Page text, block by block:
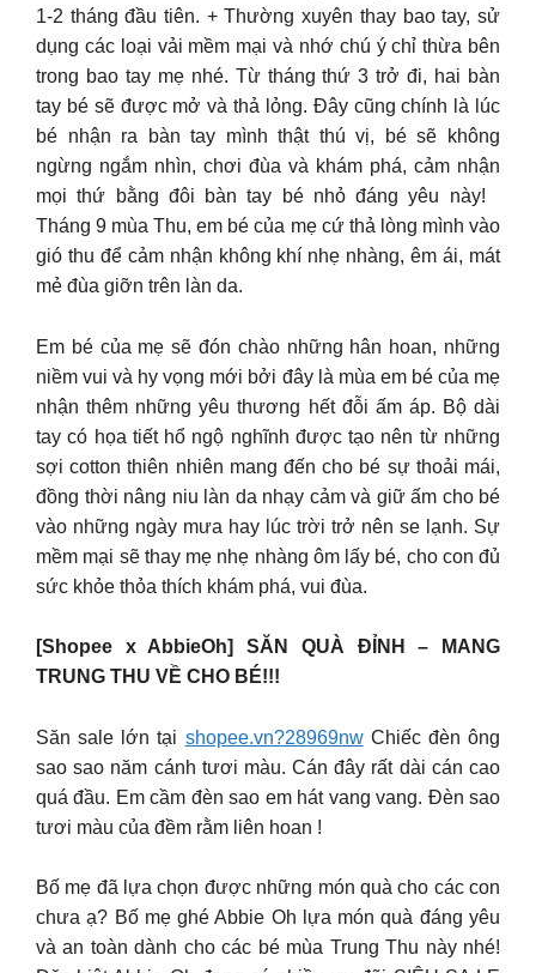
1-2 tháng đầu tiên. + Thường xuyên thay bao tay, sử
dụng các loại vải mềm mại và nhớ chú ý chỉ thừa bên
trong bao tay mẹ nhé. Từ tháng thứ 3 trở đi, hai bàn
tay bé sẽ được mở và thả lỏng. Đây cũng chính là lúc
bé nhận ra bàn tay mình thật thú vị, bé sẽ không
ngừng ngắm nhìn, chơi đùa và khám phá, cảm nhận
mọi thứ bằng đôi bàn tay bé nhỏ đáng yêu này!
Tháng 9 mùa Thu, em bé của mẹ cứ thả lòng mình vào
gió thu để cảm nhận không khí nhẹ nhàng, êm ái, mát
mẻ đùa giỡn trên làn da.
Em bé của mẹ sẽ đón chào những hân hoan, những
niềm vui và hy vọng mới bởi đây là mùa em bé của mẹ
nhận thêm những yêu thương hết đỗi ấm áp. Bộ dài
tay có họa tiết hổ ngộ nghĩnh được tạo nên từ những
sợi cotton thiên nhiên mang đến cho bé sự thoải mái,
đồng thời nâng niu làn da nhạy cảm và giữ ấm cho bé
vào những ngày mưa hay lúc trời trở nên se lạnh. Sự
mềm mại sẽ thay mẹ nhẹ nhàng ôm lấy bé, cho con đủ
sức khỏe thỏa thích khám phá, vui đùa.
[Shopee x AbbieOh] SĂN QUÀ ĐỈNH – MANG
TRUNG THU VỀ CHO BÉ!!!
Săn sale lớn tại shopee.vn?28969nwChiếc đèn ông
sao sao năm cánh tươi màu. Cán đây rất dài cán cao
quá đầu. Em cầm đèn sao em hát vang vang. Đèn sao
tươi màu của đềm rằm liên hoan !
Bố mẹ đã lựa chọn được những món quà cho các con
chưa ạ? Bố mẹ ghé Abbie Oh lựa món quà đáng yêu
và an toàn dành cho các bé mùa Trung Thu này nhé!